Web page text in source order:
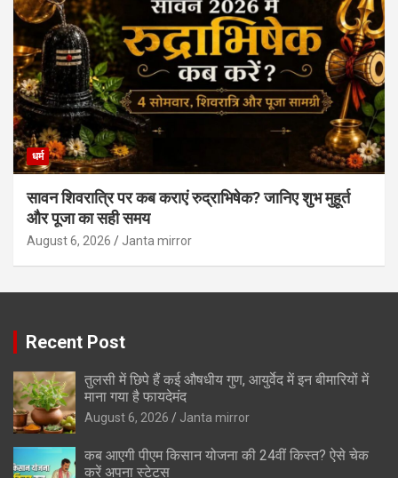
धर्म
सावन शिवरात्रि पर कब कराएं रुद्राभिषेक? जानिए शुभ मुहूर्त
और पूजा का सही समय
August 6, 2026 Janta mirror
Recent Post
तुलसी में छिपे हैं कई औषधीय गुण, आयुर्वेद में इन बीमारियों में
माना गया है फायदेमंद
August 6, 2026 Janta mirror
कब आएगी पीएम किसान योजना की 24वीं किस्त? ऐसे चेक
करें अपना स्टेटस